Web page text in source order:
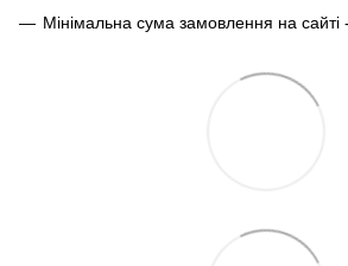
Мінімальна сума замовлення на сайті